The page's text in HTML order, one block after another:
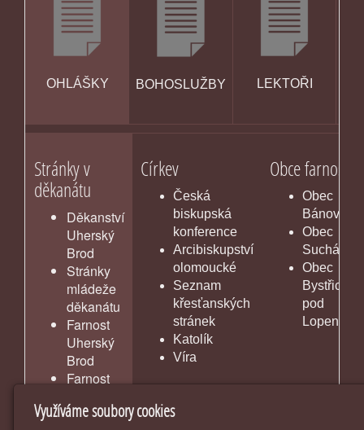
OHLÁŠKY BOHOSLUŽBY
LEKTOŘI
Stránky v
děkanátu
Děkanství
Uherský
Brod
Stránky
mládeže
děkanátu
Farnost
Uherský
Brod
Farnost
Církev
Česká
biskupská
konference
Arcibiskupství
olomoucké
Seznam
křesťanských
stránek
Katolík
Víra
Obce farnosti
Obec
Bánov
Obec
Suchá Loz
Obec
Bystřice
pod
Využíváme soubory cookies